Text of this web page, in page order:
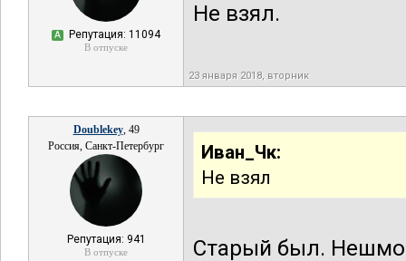
А Репутация: 11094
В отпуске
Не взял.
23 января 2018, вторник
Doublekey, 49
Россия, Санкт-Петербург
Репутация: 941
В отпуске
Иван_Чк:
Не взял
Старый был.